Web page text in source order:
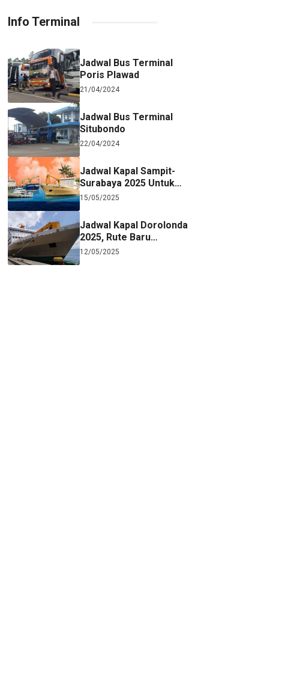
Info Terminal
Jadwal Bus Terminal
Poris Plawad
21/04/2024
Jadwal Bus Terminal
Situbondo
22/04/2024
Jadwal Kapal Sampit-
Surabaya 2025 Untuk
Referensi Perjalanan
15/05/2025
Jadwal Kapal Dorolonda
2025, Rute Baru
Surabaya-Jayapura
12/05/2025